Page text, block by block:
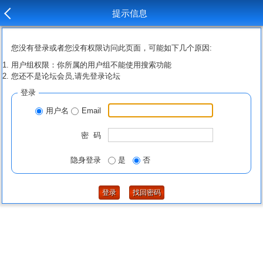
提示信息
您没有登录或者您没有权限访问此页面，可能如下几个原因:
用户组权限：你所属的用户组不能使用搜索功能
您还不是论坛会员,请先登录论坛
登录
用户名 Email
密 码
隐身登录 是 否